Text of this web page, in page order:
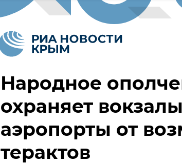
Народное
охраняет
аэропорты от
терактов